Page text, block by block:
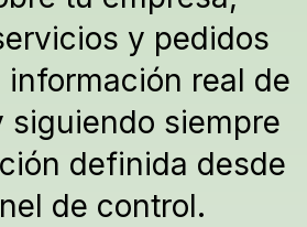
y pedidos
real de
siguiendo siempre
definida desde
de control.